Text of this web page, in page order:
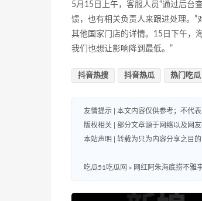
5月15日上午，客服人员“通过后台
馈，也有相关负责人来跟进处理。
其他国家门店的详情。15日下午，
我们也想让影响降到最低。”
抖音热搜 抖音热瓜 热门吃瓜
友情提示 | 本文内容仅供参考；不代
版权相关 | 部分文章源于网络以及网
本站声明 | 转载为只为内容分享之目
吃瓜51吃瓜网 » 网红阿朱海底捞不雅